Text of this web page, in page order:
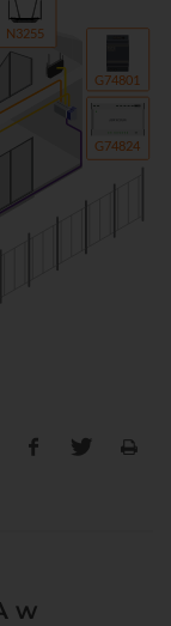
N3255
G74824
G74801
w